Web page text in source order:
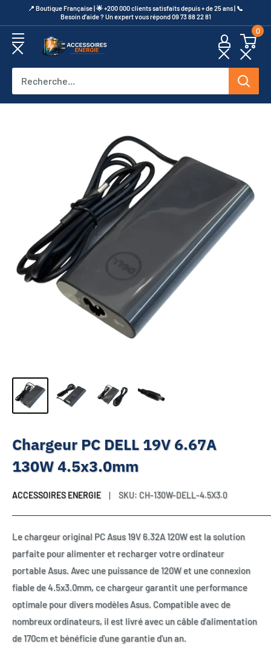
au
contenu
​📍​ Boutique Française | 🌟 +200 000 clients satisfaits depuis + de 25 ans | 📞​
Besoin d’aide ? Un expert vous répond 09 73 88 22 81
Accessoires
0
Chargeur PC DELL 19V 6.67A
130W 4.5x3.0mm
ACCESSOIRES ENERGIE SKU: CH-130W-DELL-4.5X3.0
Le chargeur original PC Asus 19V 6.32A 120W est la solution
parfaite pour alimenter et recharger votre ordinateur
portable Asus. Avec une puissance de 120W et une connexion
fiable de 4.5x3.0mm, ce chargeur garantit une performance
optimale pour divers modèles Asus. Compatible avec de
nombreux ordinateurs, il est livré avec un câble d'alimentation
de 170cm et bénéficie d'une garantie d'un an.